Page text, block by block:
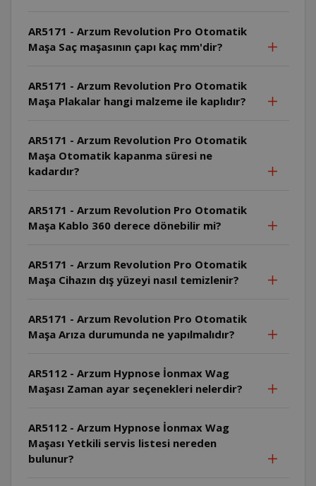
AR5171 - Arzum Revolution Pro Otomatik
Maşa Saç maşasının çapı kaç mm'dir?
AR5171 - Arzum Revolution Pro Otomatik
Maşa Plakalar hangi malzeme ile kaplıdır?
AR5171 - Arzum Revolution Pro Otomatik
Maşa Otomatik kapanma süresi ne
kadardır?
AR5171 - Arzum Revolution Pro Otomatik
Maşa Kablo 360 derece dönebilir mi?
AR5171 - Arzum Revolution Pro Otomatik
Maşa Cihazın dış yüzeyi nasıl temizlenir?
AR5171 - Arzum Revolution Pro Otomatik
Maşa Arıza durumunda ne yapılmalıdır?
AR5112 - Arzum Hypnose İonmax Wag
Maşası Zaman ayar seçenekleri nelerdir?
AR5112 - Arzum Hypnose İonmax Wag
Maşası Yetkili servis listesi nereden
bulunur?